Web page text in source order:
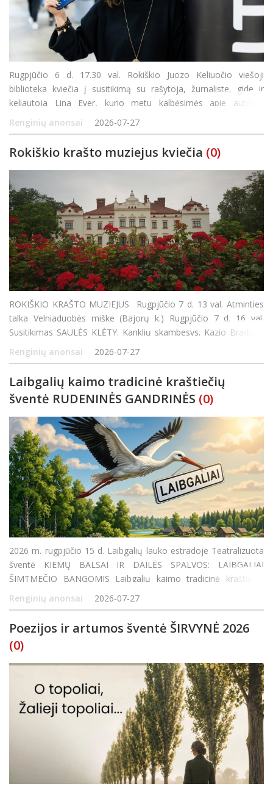
Rugpjūčio 6 d. 17.30 val. Rokiškio Juozo Keliuočio viešoji
biblioteka kviečia į susitikimą su rašytoja, žurnaliste, gide ir
keliautoja Lina Ever, kurio metu kalbėsimės apie autorės
kūrybinį kelią, keliones ir naujausią romaną „Pakeleiviai“.
„Pakeleiviai“
Renginių anonsai 2026-07-27
Rokiškio krašto muziejus kviečia (0)
ROKIŠKIO KRAŠTO MUZIEJUS Rugpjūčio 7 d. 13 val. Atminties
talka Velniaduobės miške (Bajorų k.) Rugpjūčio 7 d. 16 val.
Susitikimas SAULĖS KLĖTY. Kanklių skambesys. Kazio Bradūno
eilės. Kūrybinės dirbtuvės šeimai ir visiems, ieškantiems kūrybos
džiaugsmo. Kvi
Renginių anonsai 2026-07-27
Laibgalių kaimo tradicinė kraštiečių
šventė RUDENINĖS GANDRINĖS (0)
2026 m. rugpjūčio 15 d. Laibgalių lauko estradoje Teatralizuota
šventė KIEMŲ BALSAI IR DAILĖS SPALVOS: LAIBGALIAI
ŠIMTMEČIO BANGOMIS Laibgalių kaimo tradicinė kraštiečių
šventė RUDENINĖS GANDRINĖS ŠVENTĖS PROGRAMA 16:00
MENINĖ ERDVĖ GYVASIS RADIJO PAVEIKSLAS |
Renginių anonsai 2026-07-27
Poezijos ir artumos šventė ŠIRVYNĖ 2026
(0)